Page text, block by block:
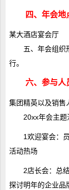
四、年会地
某大酒店宴会厅
五、年会组织
行。
六、参与人
集团精英以及销售
20xx年会主
1欢迎宴会：
活动热场
2店长会：总
探讨明年的企业品